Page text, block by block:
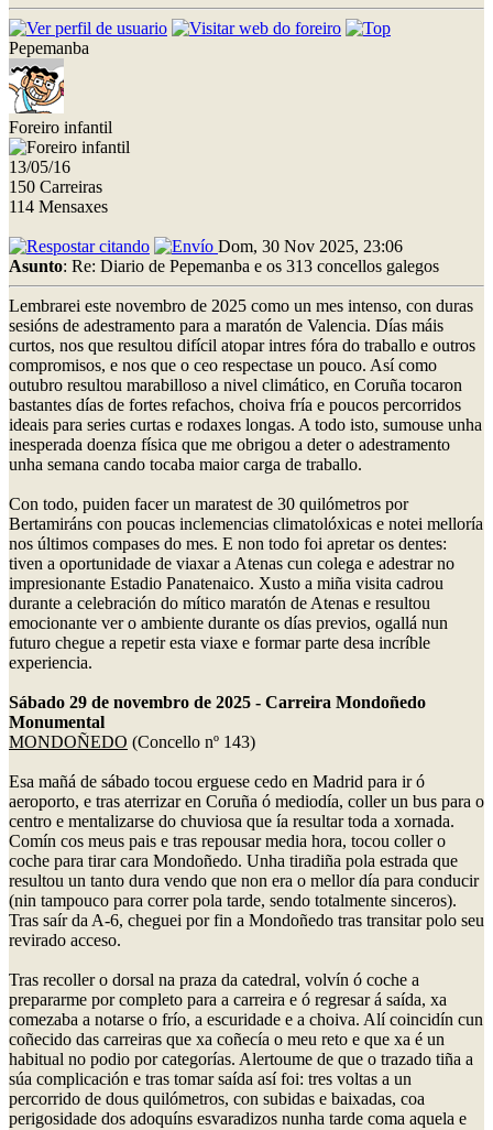
Pepemanba
Foreiro infantil
13/05/16
150 Carreiras
114 Mensaxes
Dom, 30 Nov 2025, 23:06
Asunto: Re: Diario de Pepemanba e os 313 concellos galegos
Lembrarei este novembro de 2025 como un mes intenso, con duras
sesións de adestramento para a maratón de Valencia. Días máis
curtos, nos que resultou difícil atopar intres fóra do traballo e outros
compromisos, e nos que o ceo respectase un pouco. Así como
outubro resultou marabilloso a nivel climático, en Coruña tocaron
bastantes días de fortes refachos, choiva fría e poucos percorridos
ideais para series curtas e rodaxes longas. A todo isto, sumouse unha
inesperada doenza física que me obrigou a deter o adestramento
unha semana cando tocaba maior carga de traballo.
Con todo, puiden facer un maratest de 30 quilómetros por
Bertamiráns con poucas inclemencias climatolóxicas e notei melloría
nos últimos compases do mes. E non todo foi apretar os dentes:
tiven a oportunidade de viaxar a Atenas cun colega e adestrar no
impresionante Estadio Panatenaico. Xusto a miña visita cadrou
durante a celebración do mítico maratón de Atenas e resultou
emocionante ver o ambiente durante os días previos, ogallá nun
futuro chegue a repetir esta viaxe e formar parte desa incríble
experiencia.
Sábado 29 de novembro de 2025 - Carreira Mondoñedo
Monumental
MONDOÑEDO (Concello nº 143)
Esa mañá de sábado tocou erguese cedo en Madrid para ir ó
aeroporto, e tras aterrizar en Coruña ó mediodía, coller un bus para o
centro e mentalizarse do chuviosa que ía resultar toda a xornada.
Comín cos meus pais e tras repousar media hora, tocou coller o
coche para tirar cara Mondoñedo. Unha tiradiña pola estrada que
resultou un tanto dura vendo que non era o mellor día para conducir
(nin tampouco para correr pola tarde, sendo totalmente sinceros).
Tras saír da A-6, cheguei por fin a Mondoñedo tras transitar polo seu
revirado acceso.
Tras recoller o dorsal na praza da catedral, volvín ó coche a
prepararme por completo para a carreira e ó regresar á saída, xa
comezaba a notarse o frío, a escuridade e a choiva. Alí coincidín cun
coñecido das carreiras que xa coñecía o meu reto e que xa é un
habitual no podio por categorías. Alertoume de que o trazado tiña a
súa complicación e tras tomar saída así foi: tres voltas a un
percorrido de dous quilómetros, con subidas e baixadas, coa
perigosidade dos adoquíns esvaradizos nunha tarde coma aquela e